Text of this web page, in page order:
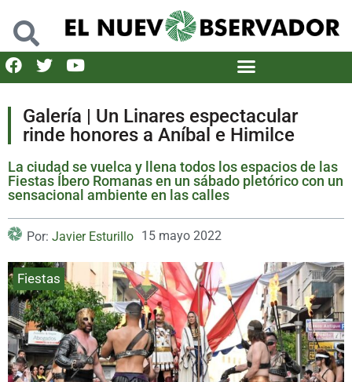
Galería | Un Linares espectacular
rinde honores a Aníbal e Himilce
La ciudad se vuelca y llena todos los espacios de las
Fiestas Íbero Romanas en un sábado pletórico con un
sensacional ambiente en las calles
Por: Javier Esturillo 15 mayo 2022
Fiestas